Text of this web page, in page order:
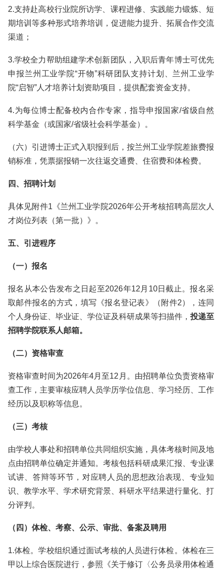
2.支持赴高校行业院所访学、课程进修、实践能力锻炼、短
期培训等多种形式培养培训，促进能力提升、拓展合作交流
渠道；
3.学校全力帮助组建学术创新团队，入职后青年博士可优先
申报兰州工业学院“开物”科研团队支持计划、兰州工业学
院“启智”人才培养计划资助项目，提供配套资金支持。
4.为每位博士配备校内合作专家，指导申报国家/省级自然
科学基金（或国家/省级社会科学基金）。
（六）引进博士正式入职报到后，按兰州工业学院差旅费报
销标准，凭票据报销一次往返交通费、住宿费和体检费。
四、招聘计划
具体见附件1《兰州工业学院2026年公开考核招聘高层次人
才岗位列表（第一批）》。
五、引进程序
（一）报名
报名从本公告发布之日起至2026年12月10日截止。报名采
取邮件报名的方式，填写《报名登记表》（附件2），连同
个人身份证、毕业证、学位证及科研成果等扫描件， 投递至
招聘学院联系人邮箱。
（二）资格审查
资格审查时间为2026年4月至12月。由招聘单位负责资格审
查工作，主要审核应聘人员学历学位信息、学习经历、工作
经历以及职称等信息。
（三）考核
由学校人事处和招聘单位共同组织实施，具体考核时间及地
点由招聘单位确定并通知。考核包括科研成果汇报、专业课
试讲、答辩等环节，对应聘人员的思想政治表现、专业知
识、教学水平、学术研究背景、科研水平结果进行量化、打
分评判。
（四）体检、考察、公示、审批、备案及聘用
1.体检。学校组织通过面试考核的人员进行体检。体检在三
甲以上综合医院进行，参照《关于修订〈公务员录用体检通